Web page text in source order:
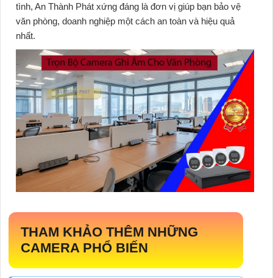
tình, An Thành Phát xứng đáng là đơn vị giúp bạn bảo vệ
văn phòng, doanh nghiệp một cách an toàn và hiệu quả
nhất.
THAM KHẢO THÊM NHỮNG
CAMERA PHỔ BIẾN